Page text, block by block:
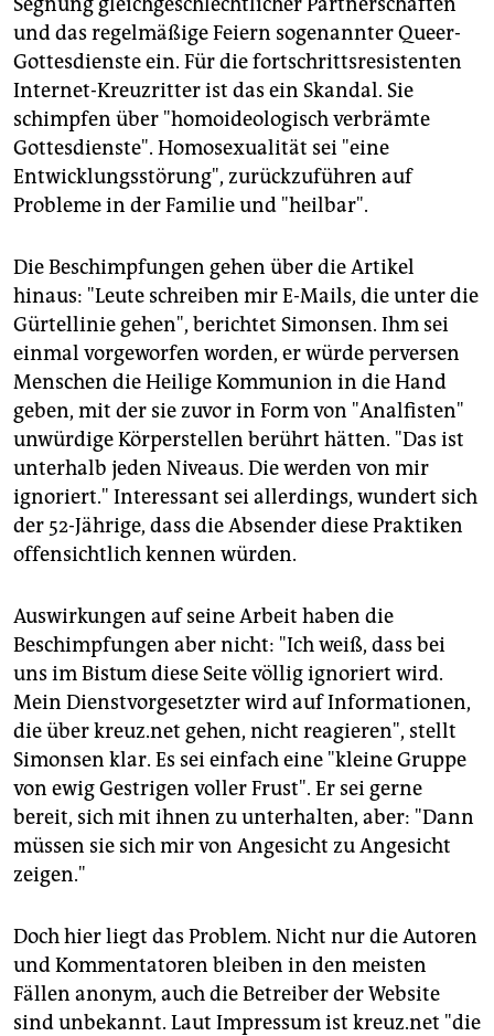
und das regelmäßige Feiern sogenannter Queer-
Gottesdienste ein. Für die fortschrittsresistenten
Internet-Kreuzritter ist das ein Skandal. Sie
schimpfen über "homoideologisch verbrämte
Gottesdienste". Homosexualität sei "eine
Entwicklungsstörung", zurückzuführen auf
Probleme in der Familie und "heilbar".
Die Beschimpfungen gehen über die Artikel
hinaus: "Leute schreiben mir E-Mails, die unter die
Gürtellinie gehen", berichtet Simonsen. Ihm sei
einmal vorgeworfen worden, er würde perversen
Menschen die Heilige Kommunion in die Hand
geben, mit der sie zuvor in Form von "Analfisten"
unwürdige Körperstellen berührt hätten. "Das ist
unterhalb jeden Niveaus. Die werden von mir
ignoriert." Interessant sei allerdings, wundert sich
der 52-Jährige, dass die Absender diese Praktiken
offensichtlich kennen würden.
Auswirkungen auf seine Arbeit haben die
Beschimpfungen aber nicht: "Ich weiß, dass bei
uns im Bistum diese Seite völlig ignoriert wird.
Mein Dienstvorgesetzter wird auf Informationen,
die über kreuz.net gehen, nicht reagieren", stellt
Simonsen klar. Es sei einfach eine "kleine Gruppe
von ewig Gestrigen voller Frust". Er sei gerne
bereit, sich mit ihnen zu unterhalten, aber: "Dann
müssen sie sich mir von Angesicht zu Angesicht
zeigen."
Doch hier liegt das Problem. Nicht nur die Autoren
und Kommentatoren bleiben in den meisten
Fällen anonym, auch die Betreiber der Website
sind unbekannt. Laut Impressum ist kreuz.net "die